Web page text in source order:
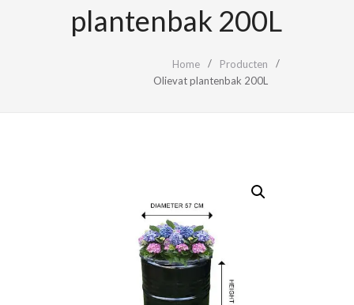
plantenbak 200L
Home
Producten
Olievat plantenbak 200L